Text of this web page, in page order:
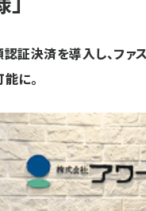
証決済を導入し、ファ
に。